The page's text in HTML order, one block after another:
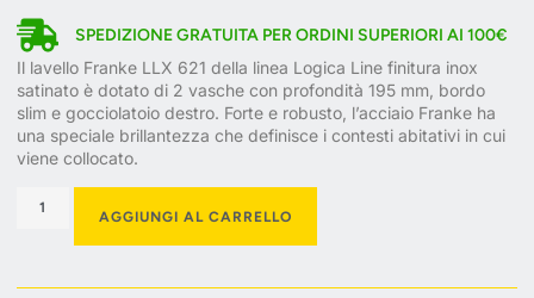
SPEDIZIONE GRATUITA PER ORDINI SUPERIORI AI 100€
Il lavello Franke LLX 621 della linea Logica Line finitura inox
satinato è dotato di 2 vasche con profondità 195 mm, bordo
slim e gocciolatoio destro. Forte e robusto, l’acciaio Franke ha
una speciale brillantezza che definisce i contesti abitativi in cui
viene collocato.
AGGIUNGI AL CARRELLO